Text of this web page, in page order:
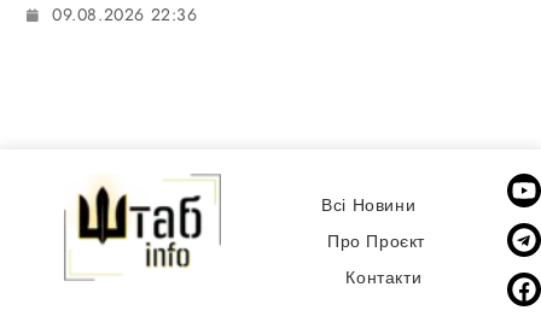
09.08.2026 22:36
Всі Новини
Про Проєкт
Контакти